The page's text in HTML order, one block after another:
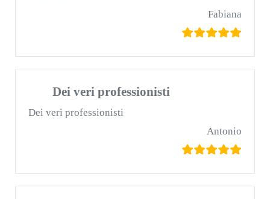
Fabiana
Dei veri professionisti
Dei veri professionisti
Antonio